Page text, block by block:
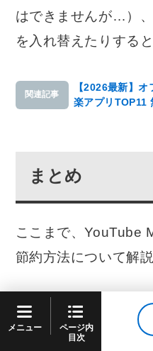
はできませんが…）
を入れ替えたりする
関連記事
【2026最新】
楽アプリTOP11
まとめ
ここまで、YouTube
節約方法について解
YouTube Musicは映
など音楽だけでなく
メニュー
ページ内
目次